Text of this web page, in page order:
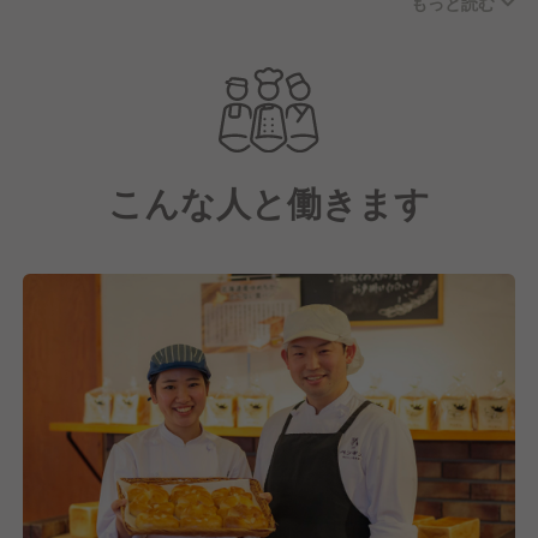
のお店ではありますが、都内別店舗の初オープン日の
もたくさんの方々にご利用いただいています。
これからも、町の皆さまの暮らしに寄り添うパン屋さ
んを目指していき、ふと立ち寄るだけで気持ちがあた
たかくなる、そんな「友だち」のような存在でありた
いと考えています。
ため、一緒にお店を盛り上げていただける仲間を募集
こんな人と働きます